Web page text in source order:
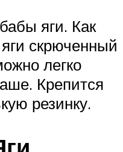
яги. Как
скрюченный
легко
Крепится
резинку.